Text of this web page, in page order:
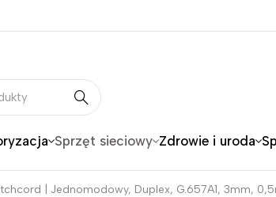
Sprzęt sieciowy Zdrowie i uroda
| Jednomodowy, Duplex, G.657A1, 3mm,